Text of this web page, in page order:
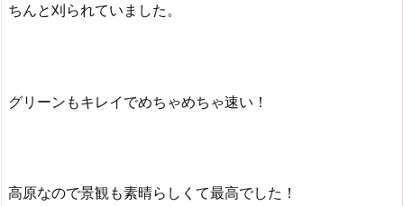
ちんと刈られていました。
グリーンもキレイでめちゃめちゃ速い！
高原なので景観も素晴らしくて最高でした！